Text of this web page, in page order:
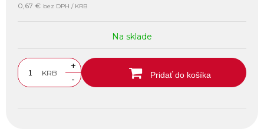
0,67 € bez DPH / KRB
Na sklade
KRB
+
-
Pridať do košíka